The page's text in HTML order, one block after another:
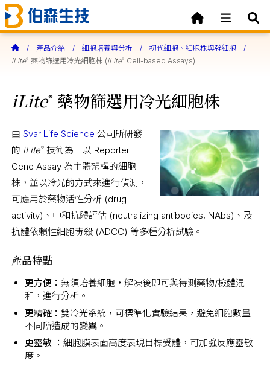
產品介紹 細胞培養與分析
初代細胞、細胞株與幹細胞
iLite® 藥物篩選用冷光細胞株 (iLite® Cell-based Assays)
iLite® 藥物篩選用冷光細胞株
由 Svar Life Science 公司所研發
的 iLite®技術為一以 Reporter
Gene Assay 為主體架構的細胞
株，並以冷光的方式來進行偵測，
可應用於藥物活性分析 (drug
activity)、中和抗體評估 (neutralizing antibodies, NAbs)、及
抗體依賴性細胞毒殺 (ADCC) 等多種分析試驗。
產品特點
更方便：無須培養細胞，解凍後即可與待測藥物/檢體混
和，進行分析。
更精確：雙冷光系統，可標準化實驗結果，避免細胞數量
不同所造成的變異。
更靈敏 ：細胞膜表面高度表現目標受體，可加強反應靈敏
度。